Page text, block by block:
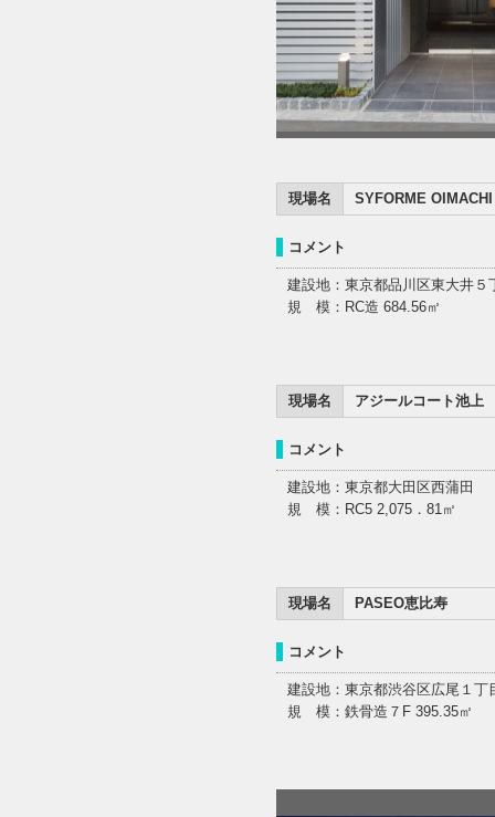
現場名 SYFORME OIMACHI
コメント
建設地：東京都品川区東大井５
規 模：RC造 684.56㎡
現場名 アジールコート池上
コメント
建設地：東京都大田区西蒲田
規 模：RC5 2,075．81㎡
現場名 PASEO恵比寿
コメント
建設地：東京都渋谷区広尾１丁
規 模：鉄骨造７F 395.35㎡